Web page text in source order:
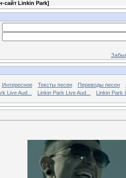
сайт Linkin Park]
Интересное Тексты песен Переводы песен
Live Aud... Linkin Park Live Aud... Linkin Park